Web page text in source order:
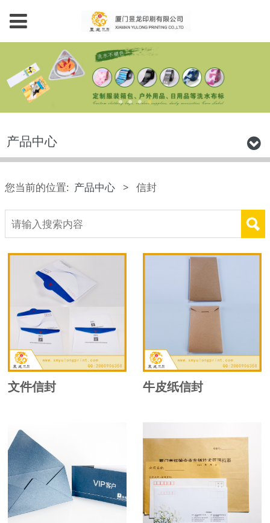
产品中心
您当前的位置: 产品中心 > 信封
文件信封 牛皮纸信封